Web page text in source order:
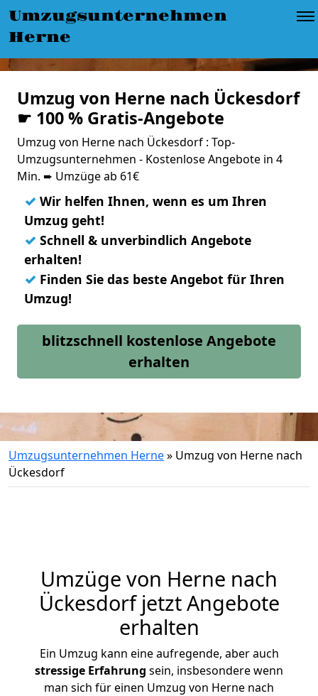
Umzugsunternehmen
Herne
Umzug von Herne nach Ückesdorf
☛ 100 % Gratis-Angebote
Umzug von Herne nach Ückesdorf : Top-
Umzugsunternehmen - Kostenlose Angebote in 4
Min. ➨ Umzüge ab 61€
✓ Wir helfen Ihnen, wenn es um Ihren
Umzug geht!
✓ Schnell & unverbindlich Angebote
erhalten!
✓ Finden Sie das beste Angebot für Ihren
Umzug!
blitzschnell kostenlose Angebote
erhalten
Umzugsunternehmen Herne» Umzug von Herne nach
Ückesdorf
Umzüge von Herne nach
Ückesdorf jetzt Angebote
erhalten
Ein Umzug kann eine aufregende, aber auch
stressige Erfahrung sein, insbesondere wenn
man sich für einen Umzug von Herne nach